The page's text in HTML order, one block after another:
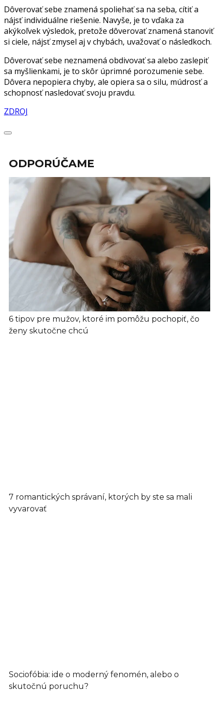
Dôverovať sebe znamená spoliehať sa na seba, cítiť a
nájsť individuálne riešenie. Navyše, je to vďaka za
akýkoľvek výsledok, pretože dôverovať znamená stanoviť
si ciele, nájsť zmysel aj v chybách, uvažovať o následkoch.
Dôverovať sebe neznamená obdivovať sa alebo zaslepiť
sa myšlienkami, je to skôr úprimné porozumenie sebe.
Dôvera nepopiera chyby, ale opiera sa o silu, múdrosť a
schopnosť nasledovať svoju pravdu.
ZDROJ
ODPORÚČAME
6 tipov pre mužov, ktoré im pomôžu pochopiť, čo
ženy skutočne chcú
7 romantických správaní, ktorých by ste sa mali
vyvarovať
Sociofóbia: ide o moderný fenomén, alebo o
skutočnú poruchu?